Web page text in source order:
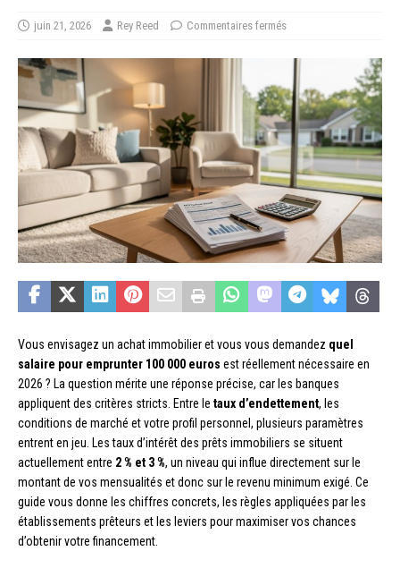
juin 21, 2026 Rey Reed Commentaires fermés
Vous envisagez un achat immobilier et vous vous demandez quel
salaire pour emprunter 100 000 euros est réellement nécessaire en
2026 ? La question mérite une réponse précise, car les banques
appliquent des critères stricts. Entre le taux d’endettement, les
conditions de marché et votre profil personnel, plusieurs paramètres
entrent en jeu. Les taux d’intérêt des prêts immobiliers se situent
actuellement entre 2 % et 3 %, un niveau qui influe directement sur le
montant de vos mensualités et donc sur le revenu minimum exigé. Ce
guide vous donne les chiffres concrets, les règles appliquées par les
établissements prêteurs et les leviers pour maximiser vos chances
d’obtenir votre financement.